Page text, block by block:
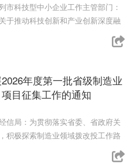
市科技型中小企业工作主管部门：
于推动科技创新和产业创新深度融
年度第一批省级制造业
目征集工作的通知
信局：为贯彻落实省委、省政府关
积极探索制造业领域拨改投工作路